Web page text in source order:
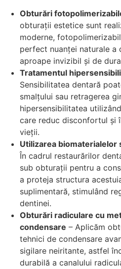
Obturări
obturații estetice sunt
moderne,
perfect nuanței naturale a
aproape invizibil și de
Tratamentul
Sensibilitatea dentară
smalțului sau retragerea
hipersensibilitatea
care reduc disconfortul și
vieții.
Utilizarea
În cadrul restaurărilor
sub obturații pentru a
a proteja structura
suplimentară, stimulând
dentinei.
Obturări radiculare cu
condensare – Aplicăm
tehnici de condensare
sigilare neiritante, astfel
durabilă a canalului